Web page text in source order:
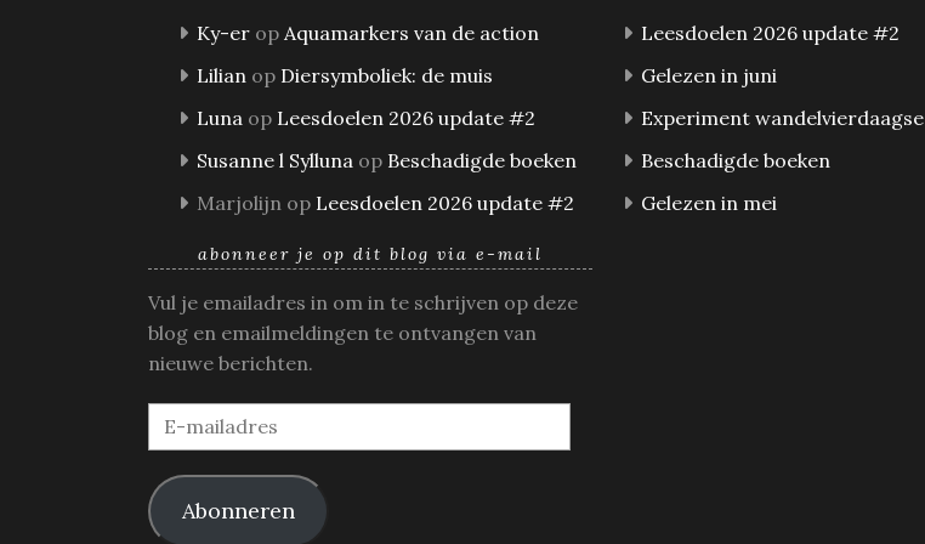
Ky-er op Aquamarkers van de action
Lilian op Diersymboliek: de muis
Luna op Leesdoelen 2026 update #2
Susanne l Sylluna op Beschadigde boeken
Marjolijn op Leesdoelen 2026 update #2
Leesdoelen 2026 update #2
Gelezen in juni
Experiment wandelvierdaagse
Beschadigde boeken
Gelezen in mei
abonneer je op dit blog via e-mail
Vul je emailadres in om in te schrijven op deze
blog en emailmeldingen te ontvangen van
nieuwe berichten.
E-
mailadres
Abonneren